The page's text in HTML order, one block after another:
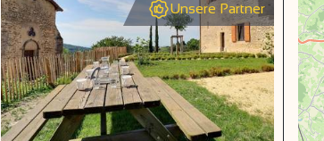
Unsere Partner